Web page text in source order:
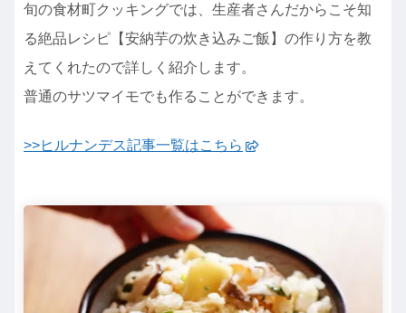
旬の食材町クッキングでは、生産者さんだからこそ知
る絶品レシピ【安納芋の炊き込みご飯】の作り方を教
えてくれたので詳しく紹介します。
普通のサツマイモでも作ることができます。
>>ヒルナンデス記事一覧はこちら